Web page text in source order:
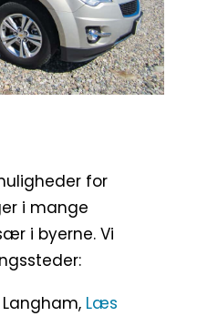
for
i mange
i byerne. Vi
Læs